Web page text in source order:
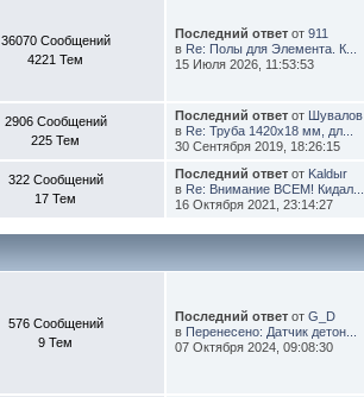
36070 Сообщений
4221 Тем
Последний ответ от911
в Re: Полы для Элемента. К...
15 Июля 2026, 11:53:53
2906 Сообщений
225 Тем
Последний ответ от Шувалов
в Re: Труба 1420х18 мм, дл...
30 Сентября 2019, 18:26:15
322 Сообщений
17 Тем
Последний ответ от Kaldыr
в Re: Внимание ВСЕМ! Кидал...
16 Октября 2021, 23:14:27
576 Сообщений
9 Тем
Последний ответ отG_D
в Перенесено: Датчик детон...
07 Октября 2024, 09:08:30